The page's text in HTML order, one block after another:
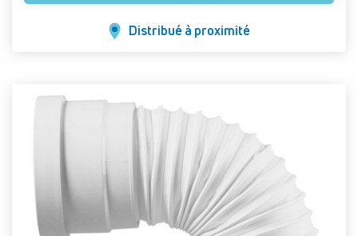
Distribué à proximité